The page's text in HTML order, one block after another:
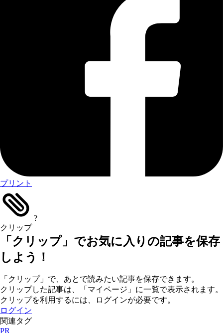
プリント
クリップ
?
「クリップ」でお気に入りの記事を保存
しよう！
「クリップ」で、あとで読みたい記事を保存できます。
クリップした記事は、「マイページ」に一覧で表示されます。
クリップを利用するには、ログインが必要です。
ログイン
関連タグ
PR